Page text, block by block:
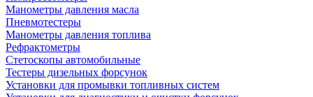
Манометры давления масла
Пневмотестеры
Манометры давления топлива
Рефрактометры
Стетоскопы автомобильные
Тестеры дизельных форсунок
Установки для промывки топливных систем